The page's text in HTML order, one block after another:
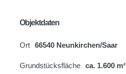
Objektdaten
Ort 66540 Neunkirchen/Saar
Grundstücksfläche ca. 1.600 m²